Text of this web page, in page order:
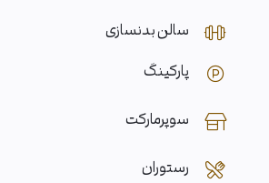
سالن بدنسازی
پارکینگ
سوپرمارکت
رستوران